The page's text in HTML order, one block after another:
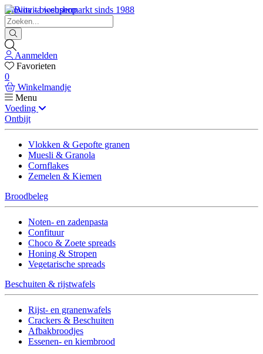
Biovita - biosupermarkt sinds 1988
Aanmelden
Favorieten
0
Winkelmandje
Menu
Voeding
Ontbijt
Vlokken & Gepofte granen
Muesli & Granola
Cornflakes
Zemelen & Kiemen
Broodbeleg
Noten- en zadenpasta
Confituur
Choco & Zoete spreads
Honing & Stropen
Vegetarische spreads
Beschuiten & rijstwafels
Rijst- en granenwafels
Crackers & Beschuiten
Afbakbroodjes
Essenen- en kiembrood